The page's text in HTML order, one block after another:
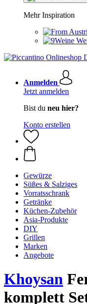
Mehr Inspiration
Anmelden
Jetzt anmelden
Bist du neu hier?
Konto erstellen
Gewürze
Süßes & Salziges
Vorratsschrank
Getränke
Küchen-Zubehör
Asia-Produkte
DIY
Grillen
Marken
Angebote
Khoysan
komplett